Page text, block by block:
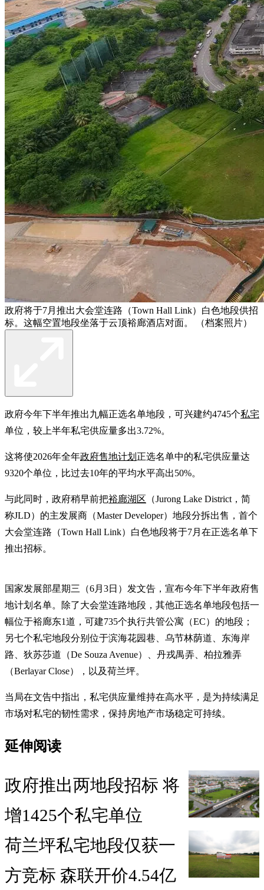
政府将于7月推出大会堂连路（Town Hall Link）白色地段供招
标。这幅空置地段坐落于云顶裕廊酒店对面。 （档案照片）
政府今年下半年推出九幅正选名单地段，可兴建约4745个私宅
单位，较上半年私宅供应量多出3.72%。
这将使2026年全年政府售地计划 正选名单中的私宅供应量达
9320个单位，比过去10年的平均水平高出50%。
与此同时，政府稍早前把裕廊湖区 （Jurong Lake District，简
称JLD）的主发展商（Master Developer）地段分拆出售，首个
大会堂连路（Town Hall Link）白色地段将于7月在正选名单下
推出招标。
国家发展部星期三（6月3日）发文告，宣布今年下半年政府售
地计划名单。除了大会堂连路地段，其他正选名单地段包括一
幅位于裕廊东1道，可建735个执行共管公寓（EC）的地段；
另七个私宅地段分别位于滨海花园巷、乌节林荫道、东海岸
路、狄苏莎道（De Souza Avenue）、丹戎禺弄、柏拉雅弄
（Berlayar Close），以及荷兰坪。
当局在文告中指出，私宅供应量维持在高水平，是为持续满足
市场对私宅的韧性需求，保持房地产市场稳定可持续。
延伸阅读
政府推出两地段招标 将
增1425个私宅单位
荷兰坪私宅地段仅获一
方竞标 森联开价4.54亿